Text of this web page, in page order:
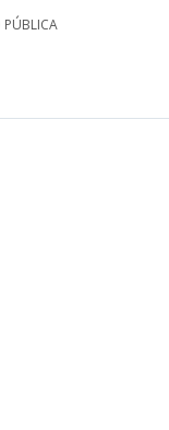
PÚBLICA